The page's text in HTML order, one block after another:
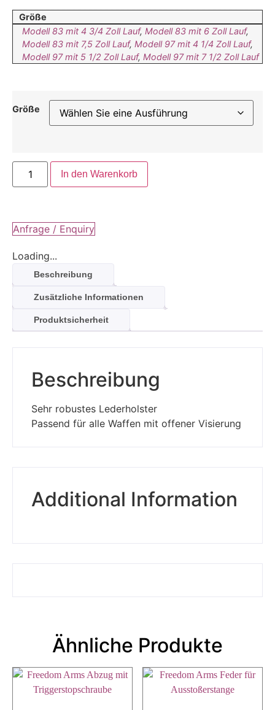
Größe
Modell 83 mit 4 3/4 Zoll Lauf, Modell 83 mit 6 Zoll Lauf,
Modell 83 mit 7,5 Zoll Lauf, Modell 97 mit 4 1/4 Zoll Lauf,
Modell 97 mit 5 1/2 Zoll Lauf, Modell 97 mit 7 1/2 Zoll Lauf
Größe
In den Warenkorb
Anfrage / Enquiry
Loading...
Beschreibung
Zusätzliche Informationen
Produktsicherheit
Beschreibung
Sehr robustes Lederholster
Passend für alle Waffen mit offener Visierung
Additional Information
Ähnliche Produkte